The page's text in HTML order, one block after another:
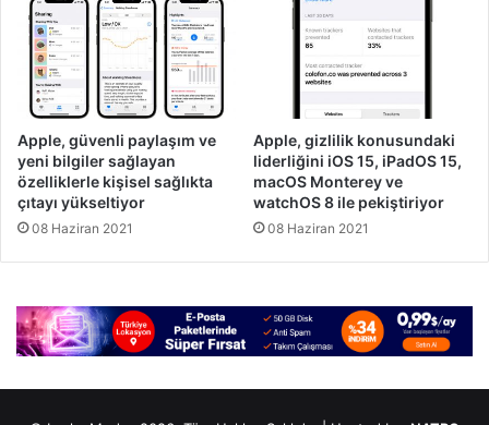
Apple, güvenli paylaşım ve
yeni bilgiler sağlayan
özelliklerle kişisel sağlıkta
çıtayı yükseltiyor
08 Haziran 2021
Apple, gizlilik konusundaki
liderliğini iOS 15, iPadOS 15,
macOS Monterey ve
watchOS 8 ile pekiştiriyor
08 Haziran 2021